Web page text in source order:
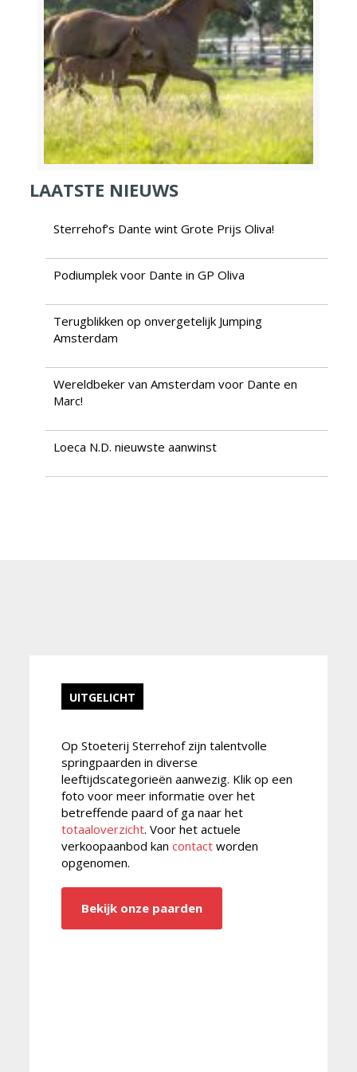
LAATSTE NIEUWS
Sterrehof’s Dante wint Grote Prijs Oliva!
Podiumplek voor Dante in GP Oliva
Terugblikken op onvergetelijk Jumping
Amsterdam
Wereldbeker van Amsterdam voor Dante en
Marc!
Loeca N.D. nieuwste aanwinst
UITGELICHT
Op Stoeterij Sterrehof zijn talentvolle
springpaarden in diverse
leeftijdscategorieën aanwezig. Klik op een
foto voor meer informatie over het
betreffende paard of ga naar het
totaaloverzicht. Voor het actuele
verkoopaanbod kancontact worden
opgenomen.
Bekijk onze paarden